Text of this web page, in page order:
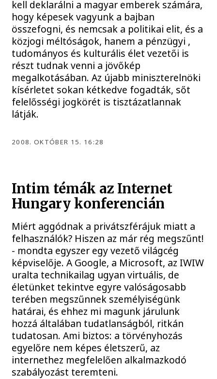
kell deklarálni a magyar emberek számára,
hogy képesek vagyunk a bajban
összefogni, és nemcsak a politikai elit, és a
közjogi méltóságok, hanem a pénzügyi ,
tudományos és kulturális élet vezetői is
részt tudnak venni a jövőkép
megalkotásában. Az újabb miniszterelnöki
kísérletet sokan kétkedve fogadták, sőt
felelősségi jogkörét is tisztázatlannak
látják.
2008. OKTÓBER 15. 16:28
Intim témák az Internet
Hungary konferencián
Miért aggódnak a privátszférájuk miatt a
felhasználók? Hiszen az már rég megszűnt!
- mondta egyszer egy vezető világcég
képviselője. A Google, a Microsoft, az IWIW
uralta technikailag ugyan virtuális, de
életünket tekintve egyre valóságosabb
terében megszűnnek személyiségünk
határai, és ehhez mi magunk járulunk
hozzá általában tudatlanságból, ritkán
tudatosan. Ami biztos: a törvényhozás
egyelőre nem képes életszerű, az
internethez megfelelően alkalmazkodó
szabályozást teremteni.